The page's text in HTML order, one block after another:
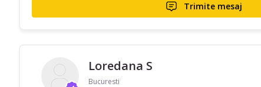
Trimite mesaj
Loredana S
Bucuresti